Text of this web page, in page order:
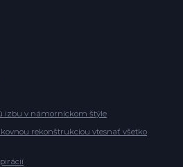
izbu v námorníckom štýle
rekonštrukciou vtesnať všetko